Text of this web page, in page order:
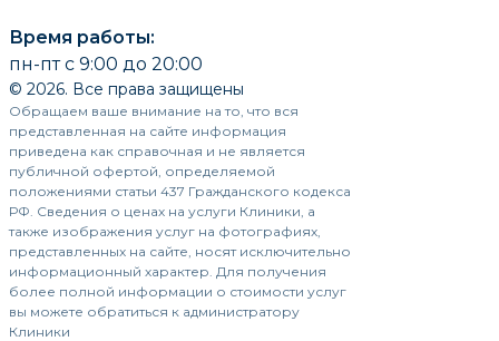
Время работы:
пн-пт с 9:00 до 20:00
© 2026. Все права защищены
Обращаем ваше внимание на то, что вся
представленная на сайте информация
приведена как справочная и не является
публичной офертой, определяемой
положениями статьи 437 Гражданского кодекса
РФ. Сведения о ценах на услуги Клиники, а
также изображения услуг на фотографиях,
представленных на сайте, носят исключительно
информационный характер. Для получения
более полной информации о стоимости услуг
вы можете обратиться к администратору
Клиники